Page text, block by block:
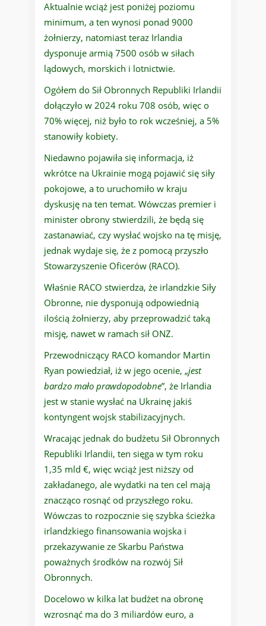
Aktualnie wciąż jest poniżej poziomu
minimum, a ten wynosi ponad 9000
żołnierzy, natomiast teraz Irlandia
dysponuje armią 7500 osób w siłach
lądowych, morskich i lotnictwie.
Ogółem do Sił Obronnych Republiki Irlandii
dołączyło w 2024 roku 708 osób, więc o
70% więcej, niż było to rok wcześniej, a 5%
stanowiły kobiety.
Niedawno pojawiła się informacja, iż
wkrótce na Ukrainie mogą pojawić się siły
pokojowe, a to uruchomiło w kraju
dyskusję na ten temat. Wówczas premier i
minister obrony stwierdzili, że będą się
zastanawiać, czy wysłać wojsko na tę misję,
jednak wydaje się, że z pomocą przyszło
Stowarzyszenie Oficerów (RACO).
Właśnie RACO stwierdza, że irlandzkie Siły
Obronne, nie dysponują odpowiednią
ilością żołnierzy, aby przeprowadzić taką
misję, nawet w ramach sił ONZ.
Przewodniczący RACO komandor Martin
Ryan powiedział, iż w jego ocenie, „jest
bardzo mało prawdopodobne”, że Irlandia
jest w stanie wysłać na Ukrainę jakiś
kontyngent wojsk stabilizacyjnych.
Wracając jednak do budżetu Sił Obronnych
Republiki Irlandii, ten sięga w tym roku
1,35 mld €, więc wciąż jest niższy od
zakładanego, ale wydatki na ten cel mają
znacząco rosnąć od przyszłego roku.
Wówczas to rozpocznie się szybka ścieżka
irlandzkiego finansowania wojska i
przekazywanie ze Skarbu Państwa
poważnych środków na rozwój Sił
Obronnych.
Docelowo w kilka lat budżet na obronę
wzrosnąć ma do 3 miliardów euro, a